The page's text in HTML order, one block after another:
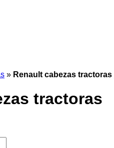
» Renault cabezas tractoras
tractoras